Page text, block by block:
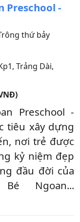
Preschool -
thứ bảy
Trảng Dài,
Preschool -
tiêu xây dựng
nơi trẻ được
kỷ niệm đẹp
đầu đời của
Ngoan...